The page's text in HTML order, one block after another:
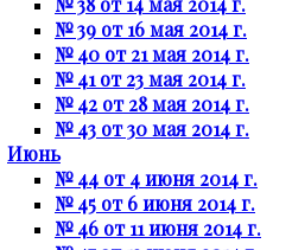
№ 39 от 16 мая 2014 г.
№ 40 от 21 мая 2014 г.
№ 41 от 23 мая 2014 г.
№ 42 от 28 мая 2014 г.
№ 43 от 30 мая 2014 г.
Июнь
№ 44 от 4 июня 2014 г.
№ 45 от 6 июня 2014 г.
№ 46 от 11 июня 2014 г.